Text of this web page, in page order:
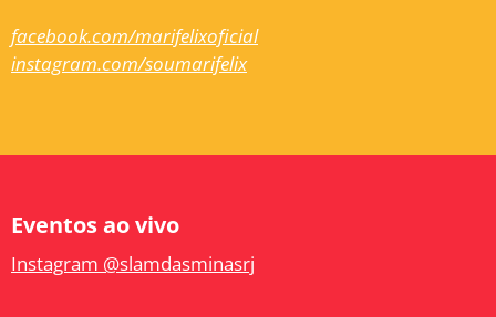
facebook.com/marifelixoficial
instagram.com/soumarifelix
Eventos ao vivo
Instagram @slamdasminasrj